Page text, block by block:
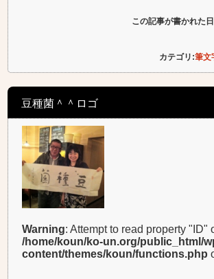
この記事が書かれた
カテゴリ:筆文
豆種菌＾＾ロゴ
Warning: Attempt to read property "ID"
/home/koun/ko-un.org/public_html/
content/themes/koun/functions.php